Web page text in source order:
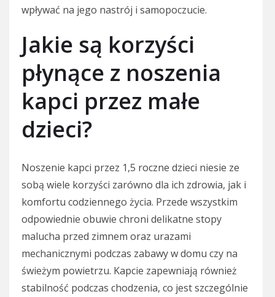
wpływać na jego nastrój i samopoczucie.
Jakie są korzyści
płynące z noszenia
kapci przez małe
dzieci?
Noszenie kapci przez 1,5 roczne dzieci niesie ze
sobą wiele korzyści zarówno dla ich zdrowia, jak i
komfortu codziennego życia. Przede wszystkim
odpowiednie obuwie chroni delikatne stopy
malucha przed zimnem oraz urazami
mechanicznymi podczas zabawy w domu czy na
świeżym powietrzu. Kapcie zapewniają również
stabilność podczas chodzenia, co jest szczególnie